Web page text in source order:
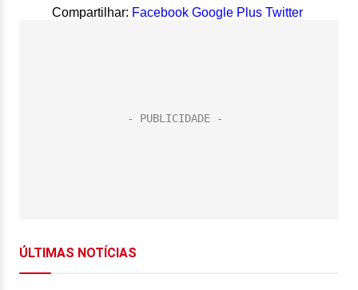
Compartilhar: Facebook Google Plus Twitter